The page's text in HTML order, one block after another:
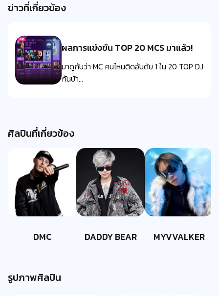
ข่าวที่เกี่ยวข้อง
ผลการแข่งขัน TOP 20 MCS มาแล้ว!
มาดูกันว่า MC คนไหนติดอันดับ 1 ใน 20 TOP DJ
กันบ้า...
ศิลปินที่เกี่ยวข้อง
DMC DADDY BEAR MYVVALKER
รูปภาพศิลปิน